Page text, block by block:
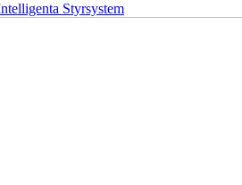
Styrsystem